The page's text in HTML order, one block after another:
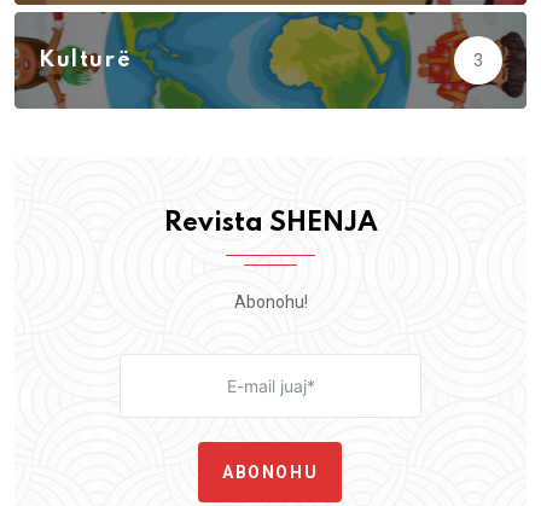
Kulturë 3
Revista SHENJA
Abonohu!
ABONOHU